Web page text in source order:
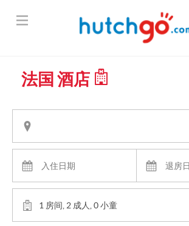
法国 酒店
1 房间, 2 成人, 0 小童